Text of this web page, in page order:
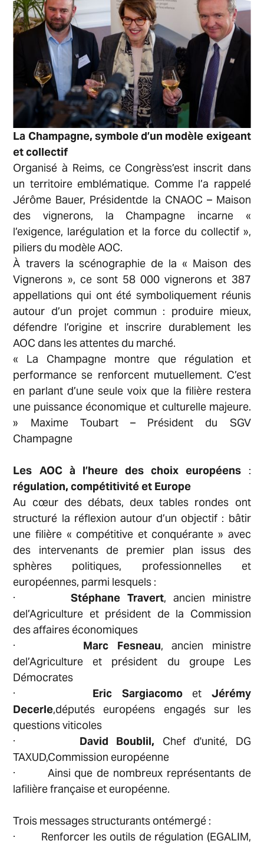
Accueil
Nos membres
Nos actions
Actualités
Presse
La Champagne, symbole d’un modèle exigeant
et collectif
Organisé à Reims, ce Congrèss’est inscrit dans
un territoire emblématique. Comme l’a rappelé
Jérôme Bauer, Présidentde la CNAOC – Maison
des vignerons, la Champagne incarne «
l’exigence, larégulation et la force du collectif »,
piliers du modèle AOC.
À travers la scénographie de la « Maison des
Vignerons », ce sont 58 000 vignerons et 387
appellations qui ont été symboliquement réunis
autour d’un projet commun : produire mieux,
défendre l’origine et inscrire durablement les
AOC dans les attentes du marché.
« La Champagne montre que régulation et
performance se renforcent mutuellement. C’est
en parlant d’une seule voix que la filière restera
une puissance économique et culturelle majeure.
» Maxime Toubart – Président du SGV
Champagne
Les AOC à l’heure des choix européens :
régulation, compétitivité et Europe
Au cœur des débats, deux tables rondes ont
structuré la réflexion autour d’un objectif : bâtir
une filière « compétitive et conquérante » avec
des intervenants de premier plan issus des
sphères politiques, professionnelles et
européennes, parmi lesquels :
·Stéphane Travert, ancien ministre
del’Agriculture et président de la Commission
des affaires économiques
· Marc Fesneau, ancien ministre
del’Agriculture et président du groupe Les
Démocrates
· Eric Sargiacomoet Jérémy
Decerle,députés européens engagés sur les
questions viticoles
· David Boublil, Chef d'unité, DG
TAXUD,Commission européenne
· Ainsi que de nombreux représentants de
lafilière française et européenne.
Trois messages structurants ontémergé :
· Renforcer les outils de régulation (EGALIM,